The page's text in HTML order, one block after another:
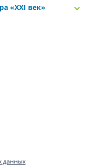
«‎XXI век»
данных